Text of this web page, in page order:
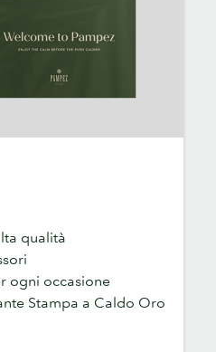
qualità
ogni occasione
Stampa a Caldo Oro